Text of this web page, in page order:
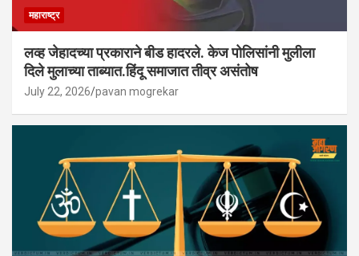
महाराष्ट्र
लव्ह जेहादच्या प्रकाराने बीड हादरले. केज पोलिसांनी मुलीला
दिले मुलाच्या ताब्यात.हिंदू समाजात तीव्र असंतोष
July 22, 2026 pavan mogrekar